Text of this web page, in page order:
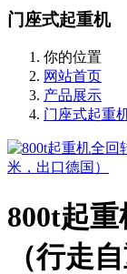
门座式起重机
你的位置
网站首页
产品展示
门座式起重
800t起
（行走